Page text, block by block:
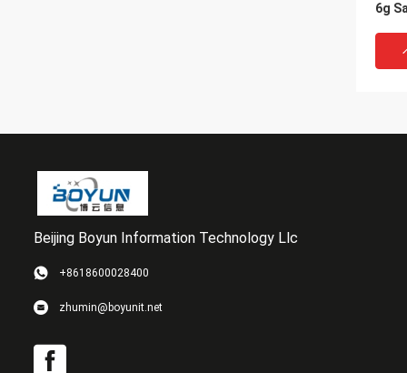
6g
Beijing Boyun Information Technology Llc
+8618600028400
zhumin@boyunit.net